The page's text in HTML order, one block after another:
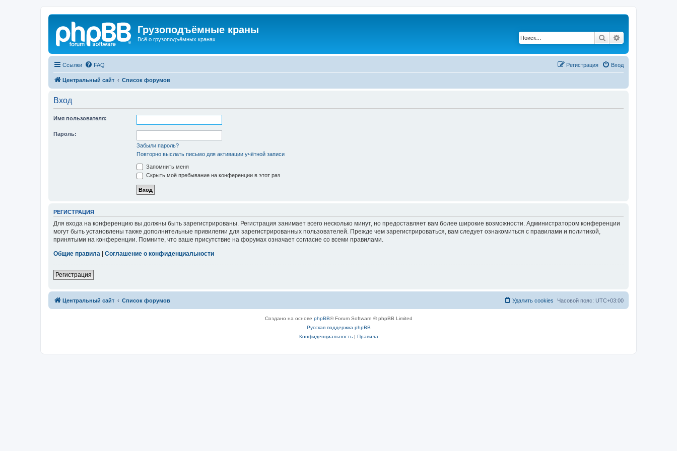
Грузоподъёмные краны
Всё о грузоподъёмных кранах Поиск
Ссылки FAQ Вход
Регистрация
Центральный сайт Список форумов
Вход
Имя пользователя:
Пароль:
Забыли пароль?
Повторно выслать письмо для активации учётной записи
Запомнить меня
Скрыть моё пребывание на конференции в этот раз
РЕГИСТРАЦИЯ
Для входа на конференцию вы должны быть зарегистрированы. Регистрация занимает всего несколько минут, но предоставляет вам более широкие возможности. Администратором конференции
могут быть установлены также дополнительные привилегии для зарегистрированных пользователей. Прежде чем зарегистрироваться, вам следует ознакомиться с правилами и политикой,
принятыми на конференции. Помните, что ваше присутствие на форумах означает согласие со всеми правилами.
Общие правила
Соглашение о конфиденциальности
Регистрация
Центральный сайт Список форумов Часовой пояс: UTC+03:00
Удалить cookies
Создано на основе phpBB® Forum Software © phpBB Limited
Русская поддержка phpBB
Конфиденциальность| Правила